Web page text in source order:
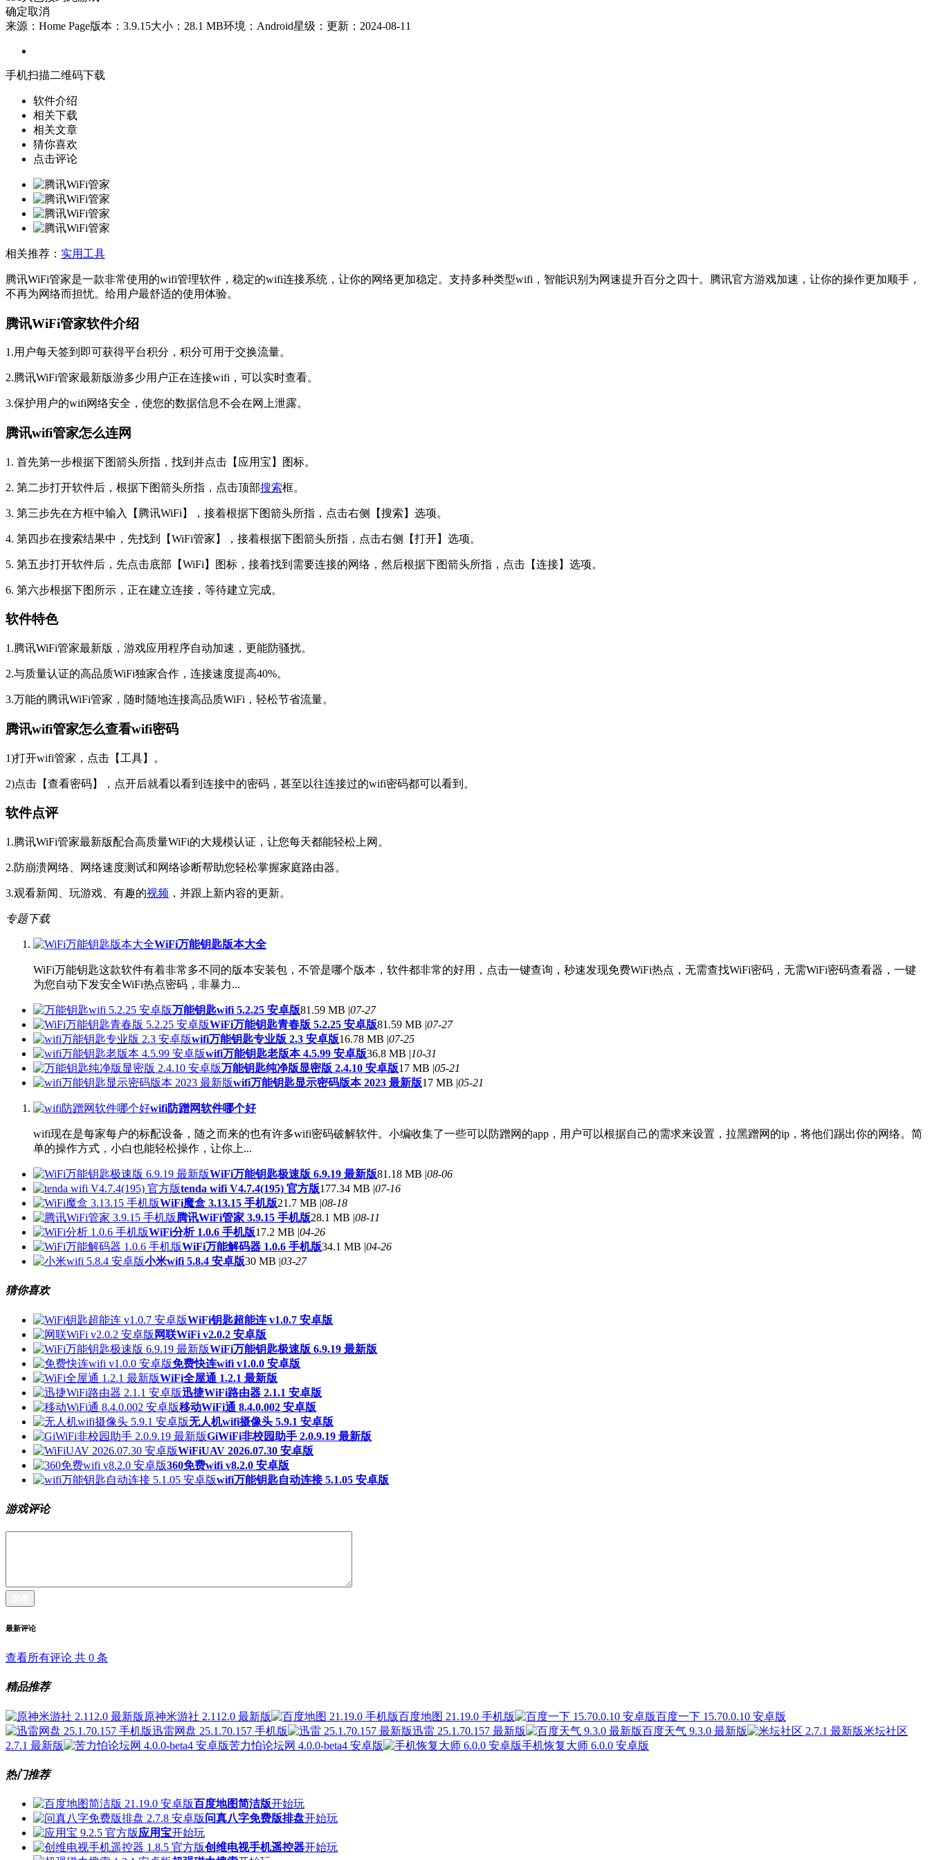
确定取消
来源：Home Page版本：3.9.15大小：28.1 MB环境：Android星级： 更新：2024-08-11
手机扫描二维码下载
软件介绍
相关下载
相关文章
猜你喜欢
点击评论
相关推荐： 实用工具
腾讯WiFi管家是一款非常使用的wifi管理软件，稳定的wifi连接系统，让你的网络更加稳定。支持多种类型wifi，智能识别为网速提升百分之四十。腾讯官方游戏加速，让你的操作更加顺手，
不再为网络而担忧。给用户最舒适的使用体验。
腾讯WiFi管家软件介绍
1.用户每天签到即可获得平台积分，积分可用于交换流量。
2.腾讯WiFi管家最新版游多少用户正在连接wifi，可以实时查看。
3.保护用户的wifi网络安全，使您的数据信息不会在网上泄露。
腾讯wifi管家怎么连网
1. 首先第一步根据下图箭头所指，找到并点击【应用宝】图标。
2. 第二步打开软件后，根据下图箭头所指，点击顶部搜索框。
3. 第三步先在方框中输入【腾讯WiFi】，接着根据下图箭头所指，点击右侧【搜索】选项。
4. 第四步在搜索结果中，先找到【WiFi管家】，接着根据下图箭头所指，点击右侧【打开】选项。
5. 第五步打开软件后，先点击底部【WiFi】图标，接着找到需要连接的网络，然后根据下图箭头所指，点击【连接】选项。
6. 第六步根据下图所示，正在建立连接，等待建立完成。
软件特色
1.腾讯WiFi管家最新版，游戏应用程序自动加速，更能防骚扰。
2.与质量认证的高品质WiFi独家合作，连接速度提高40%。
3.万能的腾讯WiFi管家，随时随地连接高品质WiFi，轻松节省流量。
腾讯wifi管家怎么查看wifi密码
1)打开wifi管家，点击【工具】。
2)点击【查看密码】，点开后就看以看到连接中的密码，甚至以往连接过的wifi密码都可以看到。
软件点评
1.腾讯WiFi管家最新版配合高质量WiFi的大规模认证，让您每天都能轻松上网。
2.防崩溃网络、网络速度测试和网络诊断帮助您轻松掌握家庭路由器。
3.观看新闻、玩游戏、有趣的视频 ，并跟上新内容的更新。
专题下载
WiFi万能钥匙版本大全
WiFi万能钥匙这款软件有着非常多不同的版本安装包，不管是哪个版本，软件都非常的好用，点击一键查询，秒速发现免费WiFi热点，无需查找WiFi密码，无需WiFi密码查看器，一键
为您自动下发安全WiFi热点密码，非暴力...
万能钥匙wifi 5.2.25 安卓版81.59 MB |07-27
WiFi万能钥匙青春版 5.2.25 安卓版81.59 MB |07-27
wifi万能钥匙专业版 2.3 安卓版16.78 MB |07-25
wifi万能钥匙老版本 4.5.99 安卓版36.8 MB |10-31
万能钥匙纯净版显密版 2.4.10 安卓版17 MB |05-21
wifi万能钥匙显示密码版本 2023 最新版17 MB |05-21
wifi防蹭网软件哪个好
wifi现在是每家每户的标配设备，随之而来的也有许多wifi密码破解软件。小编收集了一些可以防蹭网的app，用户可以根据自己的需求来设置，拉黑蹭网的ip，将他们踢出你的网络。简
单的操作方式，小白也能轻松操作，让你上...
WiFi万能钥匙极速版 6.9.19 最新版81.18 MB |08-06
tenda wifi V4.7.4(195) 官方版177.34 MB |07-16
WiFi魔盒 3.13.15 手机版21.7 MB |08-18
腾讯WiFi管家 3.9.15 手机版28.1 MB |08-11
WiFi分析 1.0.6 手机版17.2 MB |04-26
WiFi万能解码器 1.0.6 手机版34.1 MB |04-26
小米wifi 5.8.4 安卓版30 MB |03-27
猜你喜欢
WiFi钥匙超能连 v1.0.7 安卓版
网联WiFi v2.0.2 安卓版
WiFi万能钥匙极速版 6.9.19 最新版
免费快连wifi v1.0.0 安卓版
WiFi全屋通 1.2.1 最新版
迅捷WiFi路由器 2.1.1 安卓版
移动WiFi通 8.4.0.002 安卓版
无人机wifi摄像头 5.9.1 安卓版
GiWiFi非校园助手 2.0.9.19 最新版
WiFiUAV 2026.07.30 安卓版
360免费wifi v8.2.0 安卓版
wifi万能钥匙自动连接 5.1.05 安卓版
游戏评论
最新评论
查看所有评论 共 0 条
精品推荐
原神米游社 2.112.0 最新版 百度地图 21.19.0 手机版
百度一下 15.70.0.10 安卓版
迅雷网盘 25.1.70.157 手机版
迅雷 25.1.70.157 最新版 百度天气 9.3.0 最新版
米坛社区
2.7.1 最新版
苦力怕论坛网 4.0.0-beta4 安卓版 手机恢复大师 6.0.0 安卓版
热门推荐
百度地图简洁版开始玩
问真八字免费版排盘开始玩
应用宝开始玩
创维电视手机遥控器开始玩